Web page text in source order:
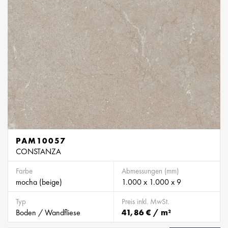
PAM10057
CONSTANZA
Farbe
mocha (beige)
Abmessungen (mm)
1.000 x 1.000 x 9
Typ
Boden / Wandfliese
Preis inkl. MwSt.
41,86 € / m²